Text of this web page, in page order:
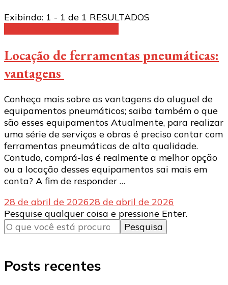
Exibindo: 1 - 1 de 1 RESULTADOS
Locação de ferramentas pneumáticas:
vantagens
Conheça mais sobre as vantagens do aluguel de
equipamentos pneumáticos; saiba também o que
são esses equipamentos Atualmente, para realizar
uma série de serviços e obras é preciso contar com
ferramentas pneumáticas de alta qualidade.
Contudo, comprá-las é realmente a melhor opção
ou a locação desses equipamentos sai mais em
conta? A fim de responder …
28 de abril de 202628 de abril de 2026
Procurando
algo?
Pesquise qualquer coisa e pressione Enter.
Posts recentes